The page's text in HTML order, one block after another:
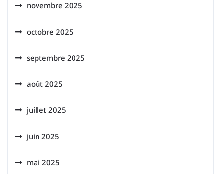
novembre 2025
octobre 2025
septembre 2025
août 2025
juillet 2025
juin 2025
mai 2025